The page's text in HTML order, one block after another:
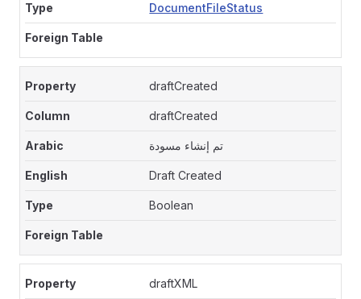
DocumentFileStatus
draftCreated
draftCreated
تم إنشاء مسودة
Draft Created
Boolean
draftXML